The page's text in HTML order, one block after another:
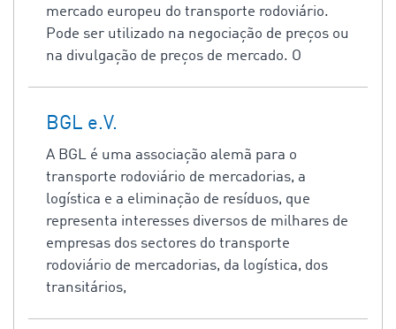
mercado europeu do transporte rodoviário.
Pode ser utilizado na negociação de preços ou
na divulgação de preços de mercado. O
BGL e.V.
A BGL é uma associação alemã para o
transporte rodoviário de mercadorias, a
logística e a eliminação de resíduos, que
representa interesses diversos de milhares de
empresas dos sectores do transporte
rodoviário de mercadorias, da logística, dos
transitários,